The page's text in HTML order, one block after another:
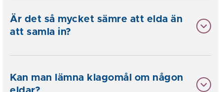
Är det så mycket sämre att elda än
att samla in?
Kan man lämna klagomål om någon